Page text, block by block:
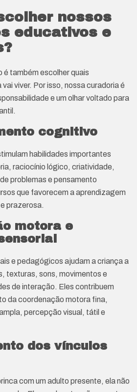
nossos
educativos e
é também escolher quais
viver. Por isso, nossa curadoria é
e um olhar voltado para
cognitivo
habilidades importantes
raciocínio lógico, criatividade,
problemas e pensamento
que favorecem a aprendizagem
prazerosa.
motora e
e pedagógicos ajudam a criança a
texturas, sons, movimentos e
de interação. Eles contribuem
da coordenação motora fina,
percepção visual, tátil e
dos vínculos
com um adulto presente, ela não